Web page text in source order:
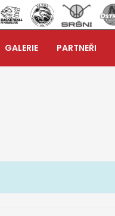
GALERIE PARTNEŘI